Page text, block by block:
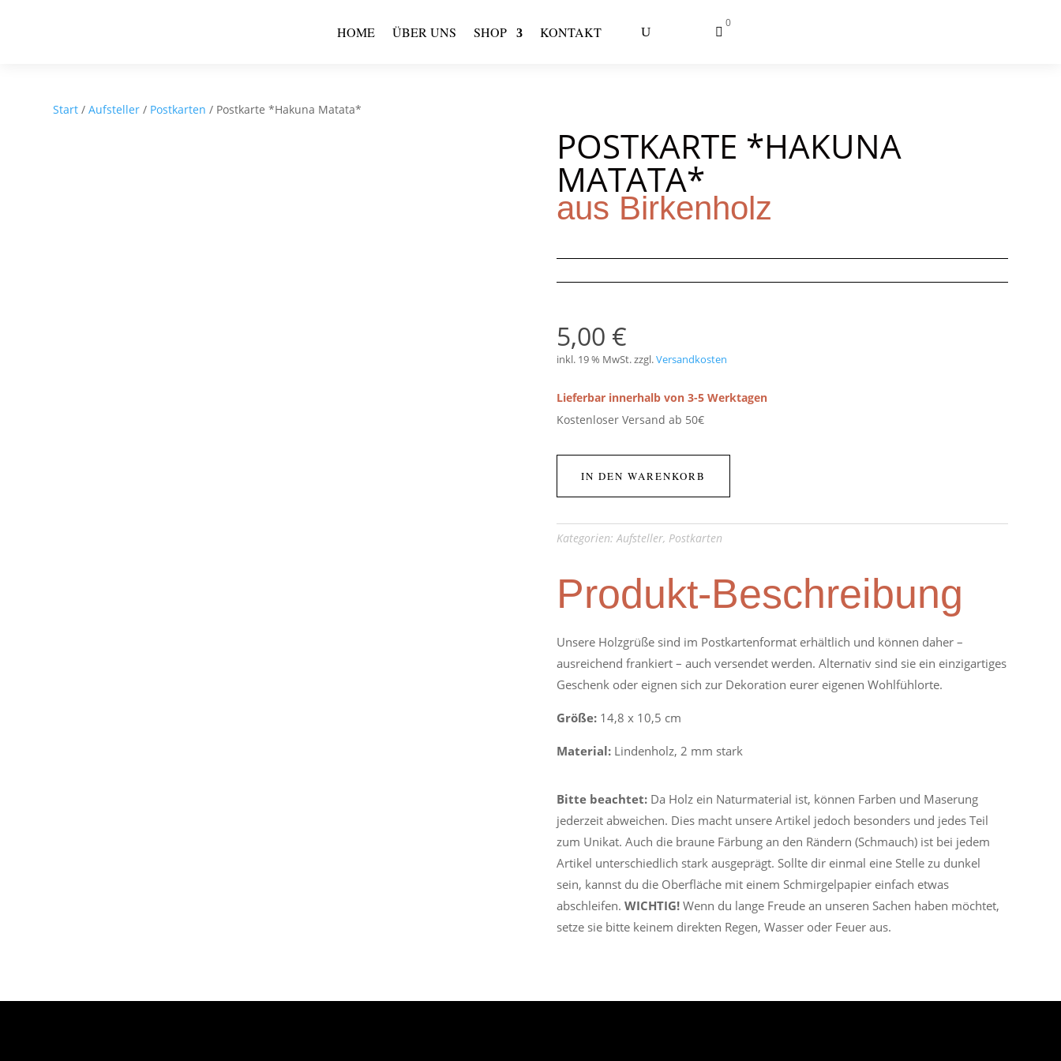
HOME ÜBER UNS SHOP KONTAKT 
0
Start /Aufsteller / Postkarten / Postkarte *Hakuna Matata*
POSTKARTE *HAKUNA
MATATA*
aus Birkenholz
5,00 €
inkl. 19 % MwSt.zzgl.Versandkosten
Lieferbar innerhalb von 3-5 Werktagen
Kostenloser Versand ab 50€
IN DEN WARENKORB
Kategorien:Aufsteller, Postkarten
Produkt-Beschreibung
Unsere Holzgrüße sind im Postkartenformat erhältlich und können daher –
ausreichend frankiert – auch versendet werden. Alternativ sind sie ein einzigartiges
Geschenk oder eignen sich zur Dekoration eurer eigenen Wohlfühlorte.
Größe: 14,8 x 10,5 cm
Material: Lindenholz, 2 mm stark
Bitte beachtet: Da Holz ein Naturmaterial ist, können Farben und Maserung
jederzeit abweichen. Dies macht unsere Artikel jedoch besonders und jedes Teil
zum Unikat. Auch die braune Färbung an den Rändern (Schmauch) ist bei jedem
Artikel unterschiedlich stark ausgeprägt. Sollte dir einmal eine Stelle zu dunkel
sein, kannst du die Oberfläche mit einem Schmirgelpapier einfach etwas
abschleifen.WICHTIG! Wenn du lange Freude an unseren Sachen haben möchtet,
setze sie bitte keinem direkten Regen, Wasser oder Feuer aus.